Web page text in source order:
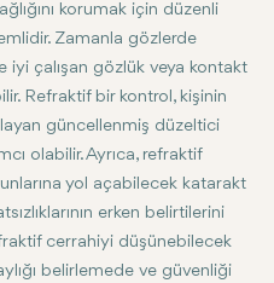
korumak için düzenli
Zamanla gözlerde
iyi çalışan gözlük veya kontakt
Refraktif bir kontrol, kişinin
güncellenmiş düzeltici
olabilir. Ayrıca, refraktif
yol açabilecek katarakt
erken belirtilerini
cerrahiyi düşünebilecek
belirlemede ve güvenliği